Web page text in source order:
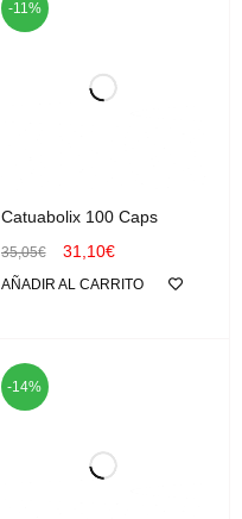
-11%
Catuabolix 100 Caps
35,05€ 31,10€
AÑADIR AL CARRITO
-14%